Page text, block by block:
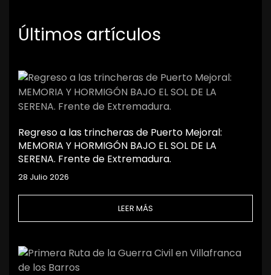
Últimos artículos
Regreso a las trincheras de Puerto Mejoral:
MEMORIA Y HORMIGÓN BAJO EL SOL DE LA
SERENA. Frente de Extremadura.
28 Julio 2026
LEER MÁS